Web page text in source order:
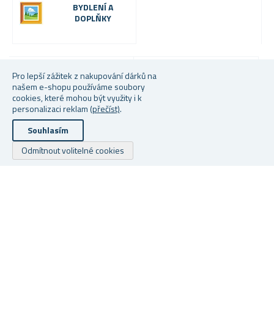
Pro lepší zážitek z nakupování dárků na
našem e-shopu používáme soubory
cookies, které mohou být využity i k
personalizaci reklam (přečíst).
Souhlasím
Odmítnout volitelné cookies
BYDLENÍ A
DOPLŇKY